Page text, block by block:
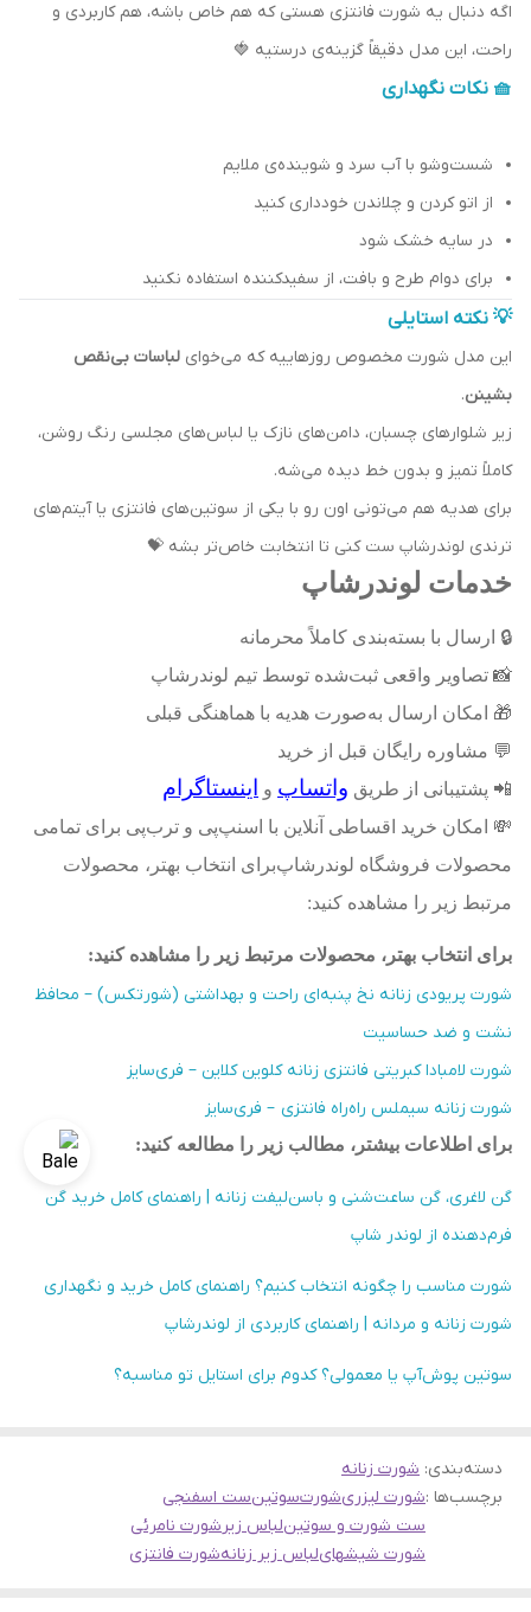
اگه دنبال یه شورت فانتزی هستی که هم خاص باشه، هم کاربردی و
راحت، این مدل دقیقاً گزینه‌ی درستیه 🍓
🧺 نکات نگهداری
شست‌وشو با آب سرد و شوینده‌ی ملایم
از اتو کردن و چلاندن خودداری کنید
در سایه خشک شود
برای دوام طرح و بافت، از سفیدکننده استفاده نکنید
💡 نکته استایلی
این مدل شورت مخصوص روزهاییه که می‌خوای لباسات بی‌نقص
بشینن.
زیر شلوارهای چسبان، دامن‌های نازک یا لباس‌های مجلسی رنگ روشن،
کاملاً تمیز و بدون خط دیده می‌شه.
برای هدیه هم می‌تونی اون رو با یکی از سوتین‌های فانتزی یا آیتم‌های
ترندی لوندرشاپ ست کنی تا انتخابت خاص‌تر بشه 💝
خدمات لوندرشاپ
🔒 ارسال با بسته‌بندی کاملاً محرمانه
📸 تصاویر واقعی ثبت‌شده توسط تیم لوندرشاپ
🎁 امکان ارسال به‌صورت هدیه با هماهنگی قبلی
💬 مشاوره رایگان قبل از خرید
📲 پشتیبانی از طریق واتساپ و اینستاگرام
💸 امکان خرید اقساطی آنلاین با اسنپ‌پی و ترب‌پی برای تمامی
محصولات فروشگاه لوندرشاپبرای انتخاب بهتر، محصولات
مرتبط زیر را مشاهده کنید:
برای انتخاب بهتر، محصولات مرتبط زیر را مشاهده کنید:
شورت پریودی زنانه نخ پنبه‌ای راحت و بهداشتی (شورتکس) – محافظ
نشت و ضد حساسیت
شورت لامبادا کبریتی فانتزی زنانه کلوین کلاین – فری‌سایز
شورت زنانه سیملس راه‌راه فانتزی – فری‌سایز
برای اطلاعات بیشتر، مطالب زیر را مطالعه کنید:
گن لاغری، گن ساعت‌شنی و باسن‌لیفت زنانه | راهنمای کامل خرید گن
فرم‌دهنده از لوندر شاپ
شورت مناسب را چگونه انتخاب کنیم؟ راهنمای کامل خرید و نگهداری
شورت زنانه و مردانه | راهنمای کاربردی از لوندرشاپ
سوتین پوش‌آپ یا معمولی؟ کدوم برای استایل تو مناسبه؟
دسته‌بندی: شورت زنانه
برچسب‌ها :شورت لیزریشورتسوتینست اسفنجی
ست شورت و سوتینلباس زیرشورت نامرئی
شورت شیشهایلباس زیر زنانهشورت فانتزی